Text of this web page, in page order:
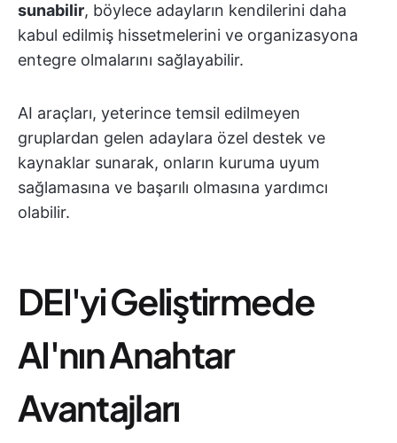
sunabilir, böylece adayların kendilerini daha
kabul edilmiş hissetmelerini ve organizasyona
entegre olmalarını sağlayabilir.
AI araçları, yeterince temsil edilmeyen
gruplardan gelen adaylara özel destek ve
kaynaklar sunarak, onların kuruma uyum
sağlamasına ve başarılı olmasına yardımcı
olabilir.
DEI'yi Geliştirmede
AI'nın Anahtar
Avantajları